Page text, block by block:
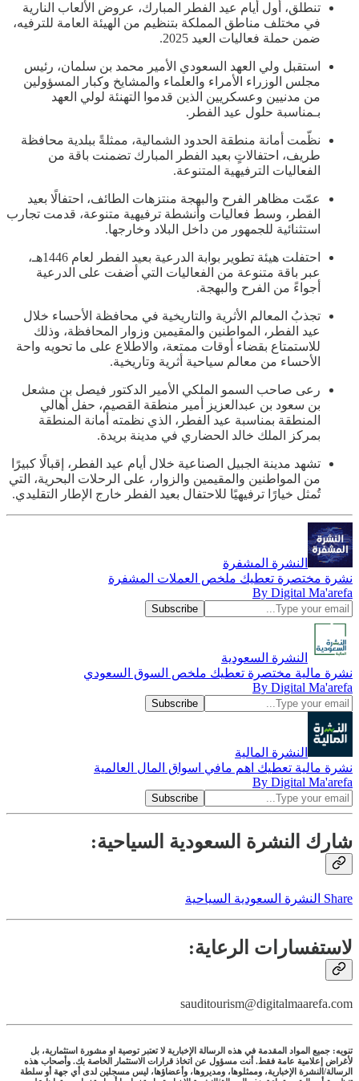
تنطلق، أول أيام عيد الفطر المبارك، عروض الألعاب النارية
في مختلف مناطق المملكة بتنظيم من الهيئة العامة للترفيه،
ضمن حملة فعاليات العيد 2025.
استقبل ولي العهد السعودي الأمير محمد بن سلمان، رئيس
مجلس الوزراء الأمراء والعلماء والمشايخ وكبار المسؤولين
من مدنيين وعسكريين الذين قدموا التهنئة لولي العهد
بـمناسبة حلول عيد الفطر.
نظّمت أمانة منطقة الحدود الشمالية، ممثلةً ببلدية محافظة
طريف، احتفالاتٍ بعيد الفطر المبارك تضمنت باقة من
الفعاليات الترفيهية المتنوعة.
عمّت مظاهر الفرح والبهجة منتزهات الطائف، احتفالًا بعيد
الفطر، وسط فعاليات وأنشطة ترفيهية متنوعة، قدمت تجارب
استثنائية للجمهور من داخل البلاد وخارجها.
احتفلت هيئة تطوير بوابة الدرعية بعيد الفطر لعام 1446هـ،
عبر باقة متنوعة من الفعاليات التي أضفت على الدرعية
أجواءً من الفرح والبهجة.
تجذبُ المعالم الأثرية والتاريخية في محافظة الأحساء خلال
عيد الفطر، المواطنين والمقيمين وزوار المحافظة، وذلك
للاستمتاع بقضاء أوقات ممتعة، والاطلاع على ما تحويه واحة
الأحساء من معالم سياحية أثرية وتاريخية.
رعى صاحب السمو الملكي الأمير الدكتور فيصل بن مشعل
بن سعود بن عبدالعزيز أمير منطقة القصيم، حفل أهالي
المنطقة بمناسبة عيد الفطر، الذي نظمته أمانة المنطقة
بمركز الملك خالد الحضاري في مدينة بريدة.
تشهد مدينة الجبيل الصناعية خلال أيام عيد الفطر، إقبالًا كبيرًا
من المواطنين والمقيمين والزوار، على الرحلات البحرية، التي
تُمثل خيارًا ترفيهيًا للاحتفال بعيد الفطر خارج الإطار التقليدي.
النشرة المشفرة
نشرة مختصرة تعطيك ملخص العملات المشفرة
By Digital Ma'arefa
النشرة السعودية
نشرة مالية مختصرة تعطيك ملخص السوق السعودي
By Digital Ma'arefa
النشرة المالية
نشرة مالية تعطيك اهم مافي اسواق المال العالمية
By Digital Ma'arefa
شارك النشرة السعودية السياحية:
Share النشرة السعودية السياحية
لاستفسارات الرعاية:
sauditourism@digitalmaarefa.com
تنويه: جميع المواد المقدمة في هذه الرسالة الإخبارية لا تعتبر توصية او مشورة استثمارية، بل
لأغراض إعلامية عامة فقط. أنت مسؤول عن اتخاذ قرارات الاستثمار الخاصة بك. وأصحاب هذه
الرسالة/النشرة الإخبارية، وممثلوها، ومديروها، وأعضاؤها، ليس مسجلين لدى أي جهة أو سلطة